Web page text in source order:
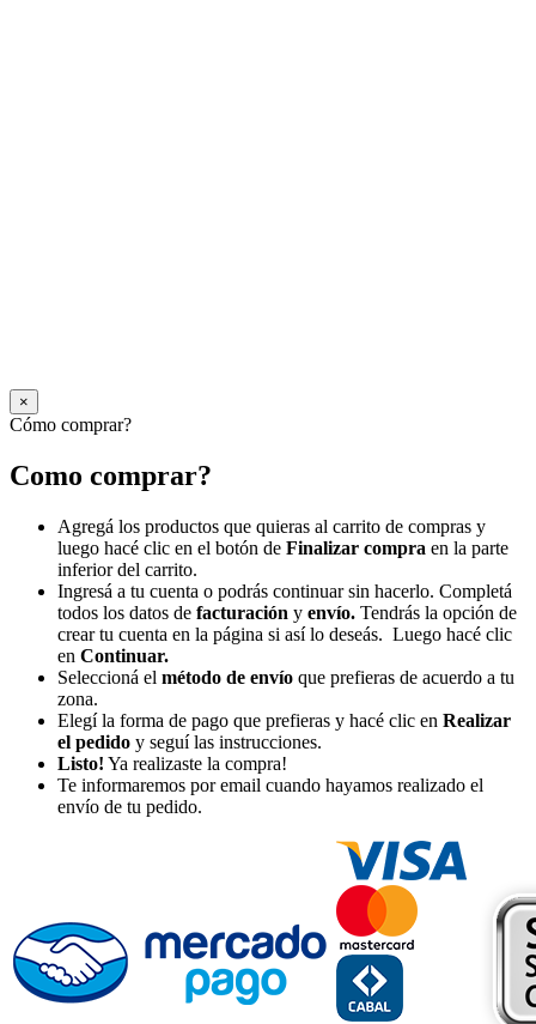
×
Cómo comprar?
Como comprar?
Agregá los productos que quieras al carrito de compras y
luego hacé clic en el botón de Finalizar compra en la parte
inferior del carrito.
Ingresá a tu cuenta o podrás continuar sin hacerlo. Completá
todos los datos de facturación y envío. Tendrás la opción de
crear tu cuenta en la página si así lo deseás. Luego hacé clic
en Continuar.
Seleccioná el método de envío que prefieras de acuerdo a tu
zona.
Elegí la forma de pago que prefieras y hacé clic en Realizar
el pedido y seguí las instrucciones.
Listo! Ya realizaste la compra!
Te informaremos por email cuando hayamos realizado el
envío de tu pedido.